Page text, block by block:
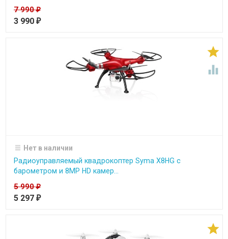
7 990₽
3 990 ₽


Нет в наличии
Радиоуправляемый квадрокоптер Syma X8HG с
барометром и 8MP HD камер...
5 990₽
5 297 ₽
